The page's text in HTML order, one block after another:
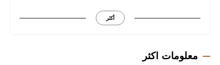
• الشرفة: 1
• مسبح واسع
أكثر
معلومات اكثر